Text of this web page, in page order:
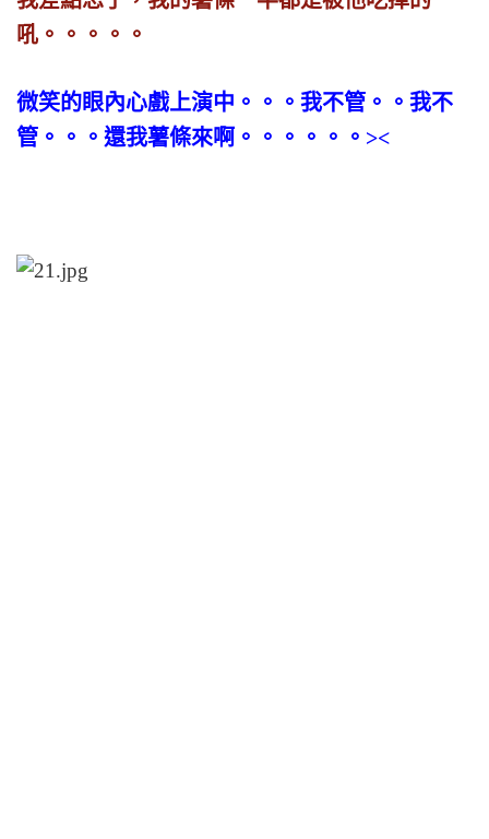
吼。。。。。
微笑的眼內心戲上演中。。。我不管。。我不
管。。。還我薯條來啊。。。。。。><